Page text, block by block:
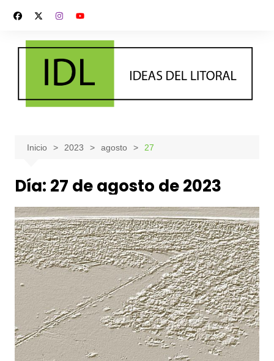
contenido
Inicio 2023 agosto 27
Día: 27 de agosto de 2023